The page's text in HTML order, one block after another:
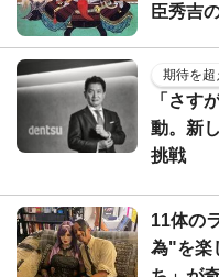
臣秀吉
期待を超
「さす
動。新
挑戦
11体の
為"を楽